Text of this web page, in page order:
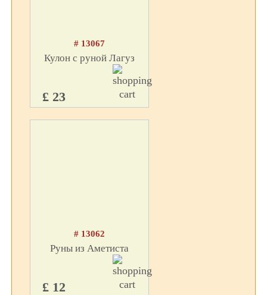
# 13067
Кулон с руной Лагуз
£ 23
# 13062
Руны из Аметиста
£ 12